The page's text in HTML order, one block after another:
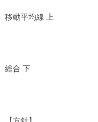
移動平均線 上
総合 下